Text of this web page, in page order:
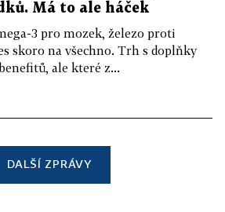
Má to ale háček
3 pro mozek, železo proti
skoro na všechno. Trh s doplňky
ale které z...
DALŠÍ ZPRÁVY